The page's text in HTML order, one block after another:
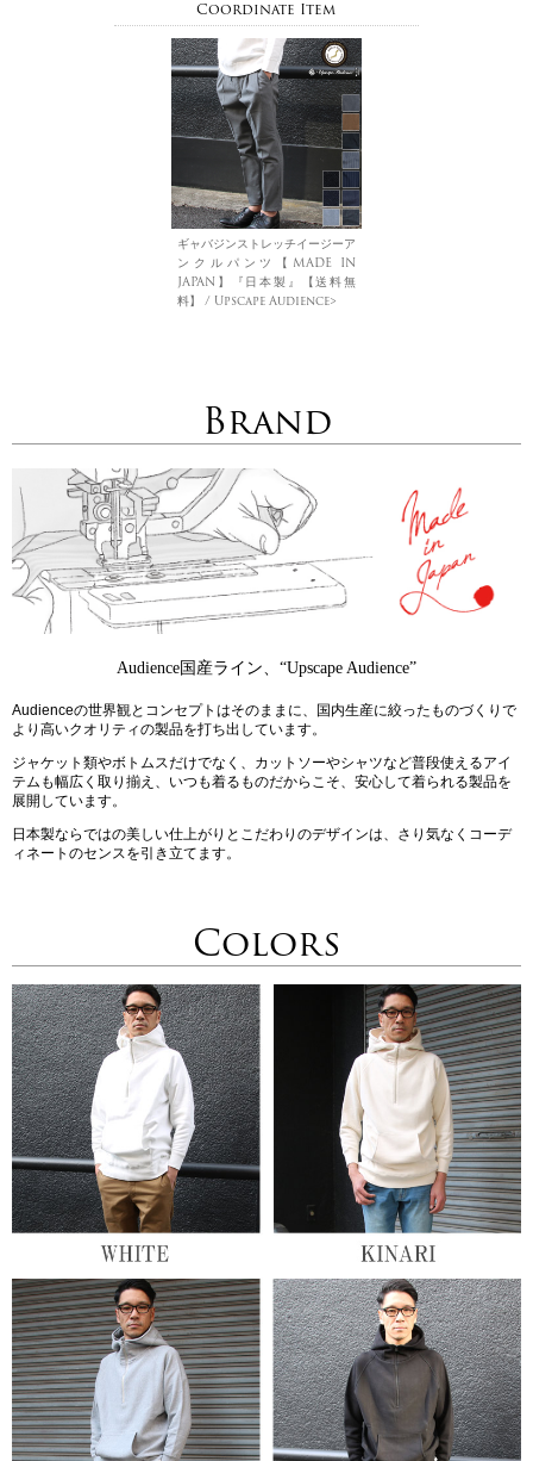
Coordinate Item
ギャバジンストレッチイージーア
ンクルパンツ【MADE IN
JAPAN】『日本製』【送料無
料】 / Upscape Audience>
Brand
Audience国産ライン、“Upscape Audience”
Audienceの世界観とコンセプトはそのままに、国内生産に絞ったものづくりで
より高いクオリティの製品を打ち出しています。
ジャケット類やボトムスだけでなく、カットソーやシャツなど普段使えるアイ
テムも幅広く取り揃え、いつも着るものだからこそ、安心して着られる製品を
展開しています。
日本製ならではの美しい仕上がりとこだわりのデザインは、さり気なくコーデ
ィネートのセンスを引き立てます。
Colors